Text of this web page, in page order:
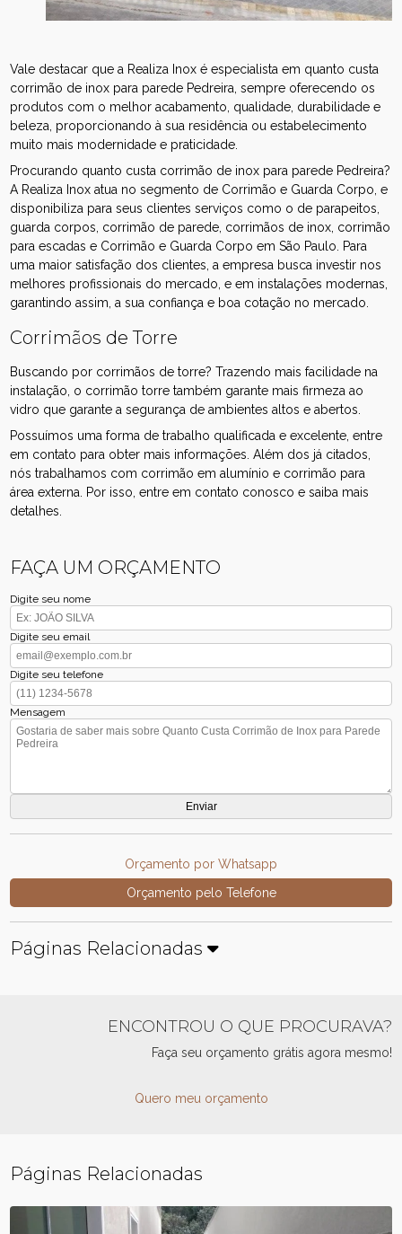
Vale destacar que a Realiza Inox é especialista em quanto custa
corrimão de inox para parede Pedreira, sempre oferecendo os
produtos com o melhor acabamento, qualidade, durabilidade e
beleza, proporcionando à sua residência ou estabelecimento
muito mais modernidade e praticidade.
Procurando quanto custa corrimão de inox para parede Pedreira?
A Realiza Inox atua no segmento de Corrimão e Guarda Corpo, e
disponibiliza para seus clientes serviços como o de parapeitos,
guarda corpos, corrimão de parede, corrimãos de inox, corrimão
para escadas e Corrimão e Guarda Corpo em São Paulo. Para
uma maior satisfação dos clientes, a empresa busca investir nos
melhores profissionais do mercado, e em instalações modernas,
garantindo assim, a sua confiança e boa cotação no mercado.
Corrimãos de Torre
Buscando por corrimãos de torre? Trazendo mais facilidade na
instalação, o corrimão torre também garante mais firmeza ao
vidro que garante a segurança de ambientes altos e abertos.
Possuímos uma forma de trabalho qualificada e excelente, entre
em contato para obter mais informações. Além dos já citados,
nós trabalhamos com corrimão em alumínio e corrimão para
área externa. Por isso, entre em contato conosco e saiba mais
detalhes.
FAÇA UM ORÇAMENTO
Digite seu nome
Digite seu email
Digite seu telefone
Mensagem
Orçamento por Whatsapp
Orçamento pelo Telefone
Páginas Relacionadas
ENCONTROU O QUE PROCURAVA?
Faça seu orçamento grátis agora mesmo!
Quero meu orçamento
Páginas Relacionadas